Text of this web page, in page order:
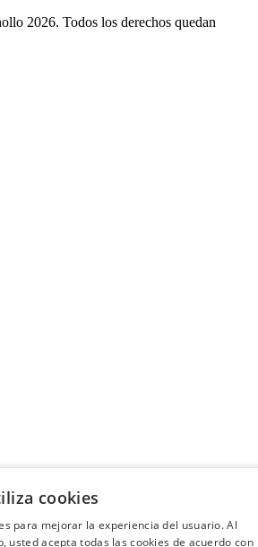
2026. Todos los derechos quedan
cookies
para mejorar la experiencia del usuario. Al
usted acepta todas las cookies de acuerdo con